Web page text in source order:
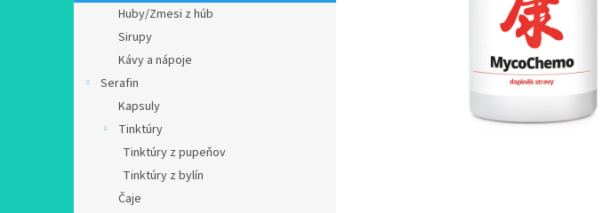
Huby/Zmesi z húb
Sirupy
Kávy a nápoje
Serafin
Kapsuly
Tinktúry
Tinktúry z pupeňov
Tinktúry z bylín
Čaje